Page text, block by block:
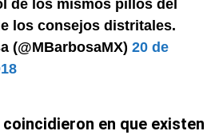
de los mismos pillos del
los consejos distritales.
(@MBarbosaMX) 20 de
coincidieron en que existen